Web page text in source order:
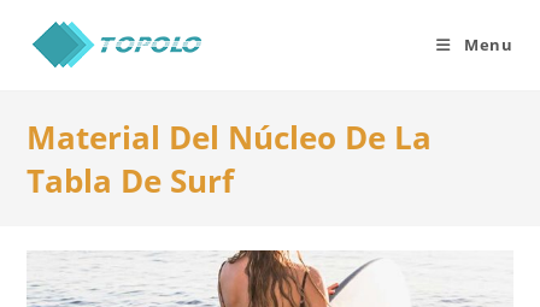
content
Menu
Material Del Núcleo De La
Tabla De Surf